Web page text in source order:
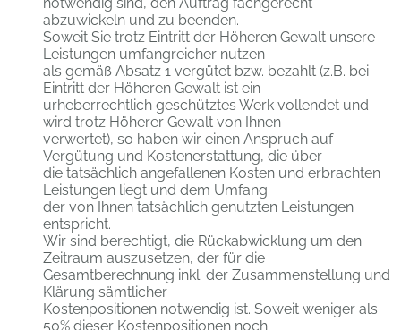
abzuwickeln und zu beenden.
Soweit Sie trotz Eintritt der Höheren Gewalt unsere
Leistungen umfangreicher nutzen
als gemäß Absatz 1 vergütet bzw. bezahlt (z.B. bei
Eintritt der Höheren Gewalt ist ein
urheberrechtlich geschütztes Werk vollendet und
wird trotz Höherer Gewalt von Ihnen
verwertet), so haben wir einen Anspruch auf
Vergütung und Kostenerstattung, die über
die tatsächlich angefallenen Kosten und erbrachten
Leistungen liegt und dem Umfang
der von Ihnen tatsächlich genutzten Leistungen
entspricht.
Wir sind berechtigt, die Rückabwicklung um den
Zeitraum auszusetzen, der für die
Gesamtberechnung inkl. der Zusammenstellung und
Klärung sämtlicher
Kostenpositionen notwendig ist. Soweit weniger als
50% dieser Kostenpositionen noch